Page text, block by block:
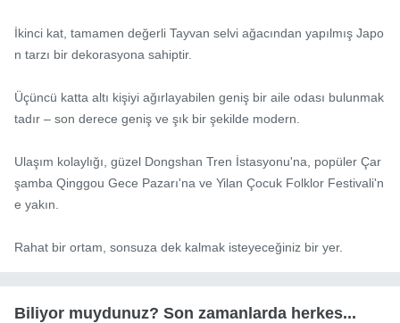
İkinci kat, tamamen değerli Tayvan selvi ağacından yapılmış Japo
n tarzı bir dekorasyona sahiptir.
Üçüncü katta altı kişiyi ağırlayabilen geniş bir aile odası bulunmak
tadır – son derece geniş ve şık bir şekilde modern.
Ulaşım kolaylığı, güzel Dongshan Tren İstasyonu'na, popüler Çar
şamba Qinggou Gece Pazarı'na ve Yilan Çocuk Folklor Festivali'n
e yakın.
Rahat bir ortam, sonsuza dek kalmak isteyeceğiniz bir yer.
Biliyor muydunuz? Son zamanlarda herkes...